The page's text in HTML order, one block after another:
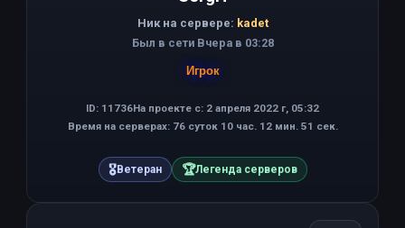
Ник на сервере: kadet
Был в сети Вчера в 03:28
Игрок
ID: 11736На проекте с: 2 апреля 2022 г, 05:32
Время на серверах: 76 суток 10 час. 12 мин. 51 сек.
🎖Ветеран 🏆Легенда серверов